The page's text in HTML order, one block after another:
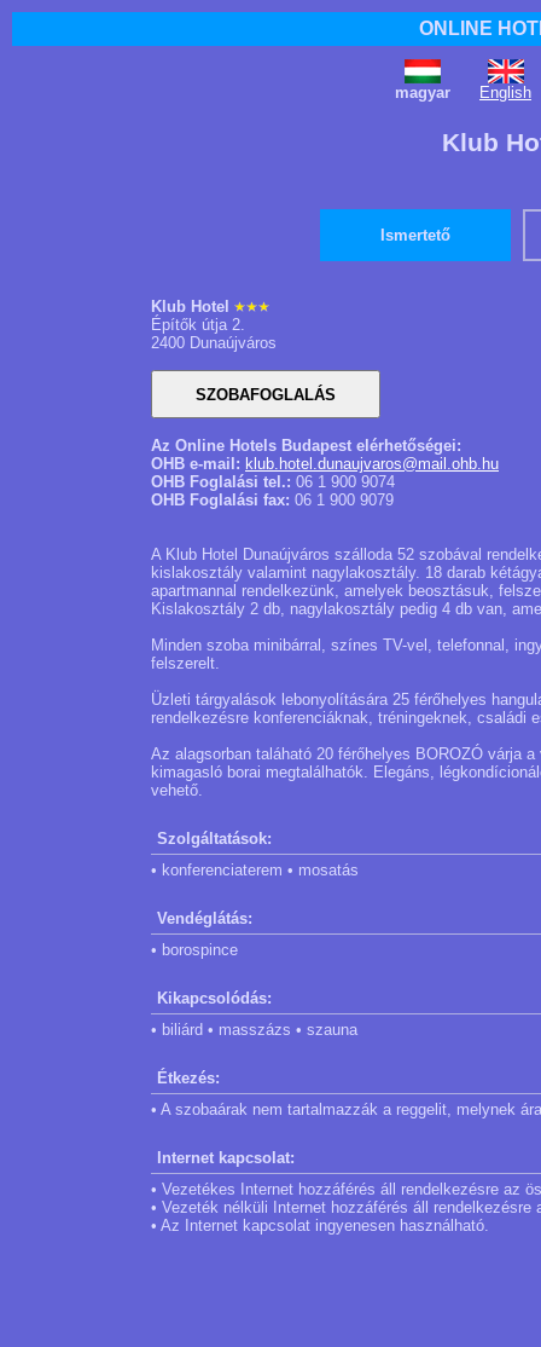
ONLINE
magyar English
Klub
Ismertető
Klub Hotel
Építők útja 2.
2400 Dunaújváros
Az Online Hotels Budapest elérhetőségei:
OHB e-mail: klub.hotel.dunaujvaros@mail.ohb.hu
OHB Foglalási tel.: 06 1 900 9074
OHB Foglalási fax: 06 1 900 9079
A Klub Hotel Dunaújváros szálloda 52 szobával
kislakosztály valamint nagylakosztály. 18 darab
apartmannal rendelkezünk, amelyek beosztásuk,
Kislakosztály 2 db, nagylakosztály pedig 4 db van,
Minden szoba minibárral, színes TV-vel, telefonnal,
felszerelt.
Üzleti tárgyalások lebonyolítására 25 férőhelyes
rendelkezésre konferenciáknak, tréningeknek, családi
Az alagsorban taláható 20 férőhelyes BOROZÓ várja
kimagasló borai megtalálhatók. Elegáns,
vehető.
Szolgáltatások:
• konferenciaterem • mosatás
Vendéglátás:
• borospince
Kikapcsolódás:
• biliárd • masszázs • szauna
Étkezés:
• A szobaárak nem tartalmazzák a reggelit, melynek
Internet kapcsolat:
• Vezetékes Internet hozzáférés áll rendelkezésre az
• Vezeték nélküli Internet hozzáférés áll rendelkezésre
• Az Internet kapcsolat ingyenesen használható.